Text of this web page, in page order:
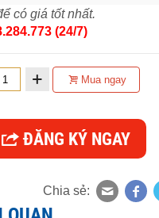
có giá tốt nhất.
(24/7)
Mua ngay
ĐĂNG KÝ NGAY
Chia sẻ: